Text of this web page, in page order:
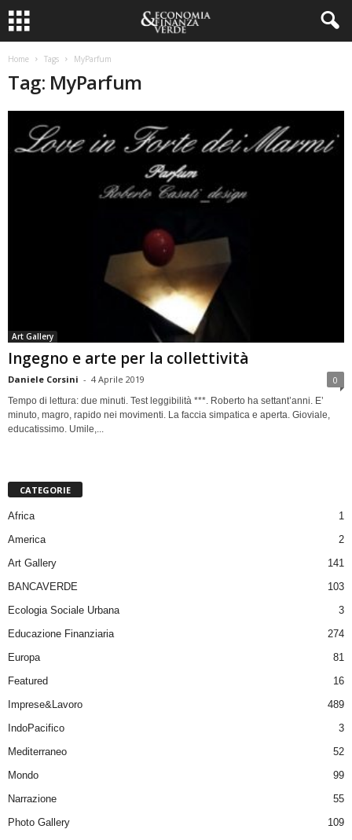
Home Tags MyParfum
Tag: MyParfum
Art Gallery
Ingegno e arte per la collettività
Daniele Corsini - 4 Aprile 2019 0
Tempo di lettura: due minuti. Test leggibilità ***. Roberto ha settant’anni. E’
minuto, magro, rapido nei movimenti. La faccia simpatica e aperta. Gioviale,
educatissimo. Umile,...
CATEGORIE
Africa
1
America
2
Art Gallery
141
BANCAVERDE
103
Ecologia Sociale Urbana
3
Educazione Finanziaria
274
Europa
81
Featured
16
Imprese&Lavoro
489
IndoPacifico
3
Mediterraneo
52
Mondo
99
Narrazione
55
Photo Gallery
109